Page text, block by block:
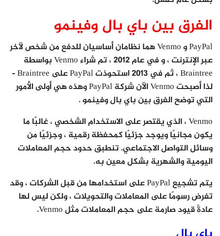
الفرق بين باي بال وفينمو
PayPal و Venmo هما نظامان أساسيان للدفع من شخص لآخر
عبر الإنترنت ، و في عام 2012 ، تم شراء Venmo بواسطة
Braintree ، ثم في 2013 استحوذت PayPal على Braintree –
لذا أصبحت Venmo الآن شركة PayPal وهذه هي أولى الأمور
التي توضح الفرق بين باي بال وفينمو .
Venmo ، الذي يقتصر على الاستخدام الشخصي ، غالبًا ما
يكون مجانيًا ويوجد جزئيًا كمحفظة رقمية ، وجزئيًا من
وسائل التواصل الاجتماعي. تنطبق حدود حجم المعاملات
اليومية والشهرية بشكل معين به.
يتم تشجيع PayPal على استخدامها من قبل الشركات ، وقد
تفرض رسومًا على المعاملات والتحويلات ، ولكن ليس لها
عادةً قيود صارمة على حجم المعاملات مثل Venmo.